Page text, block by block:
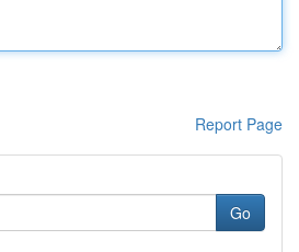
Report Page
Go